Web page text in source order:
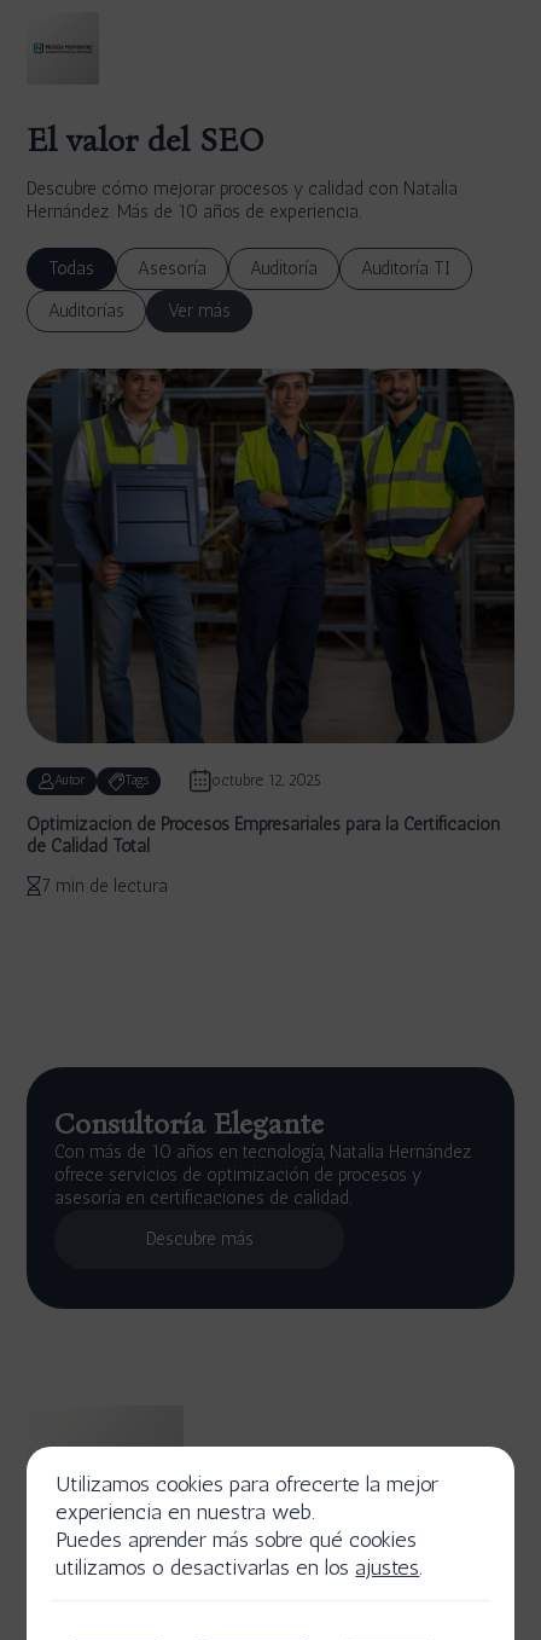
El valor del SEO
Descubre cómo mejorar procesos y calidad con Natalia
Hernández. Más de 10 años de experiencia.
Todas Asesoría Auditoría
Auditoría TI
Auditorías
Ver más
Autor Tags octubre 12, 2025
Optimización de Procesos Empresariales para la Certificación
de Calidad Total
7 min de lectura
Consultoría Elegante
Con más de 10 años en tecnología, Natalia Hernández
ofrece servicios de optimización de procesos y
asesoría en certificaciones de calidad.
Descubre más
Utilizamos cookies para ofrecerte la mejor
experiencia en nuestra web.
Puedes aprender más sobre qué cookies
utilizamos o desactivarlas en losajustes.